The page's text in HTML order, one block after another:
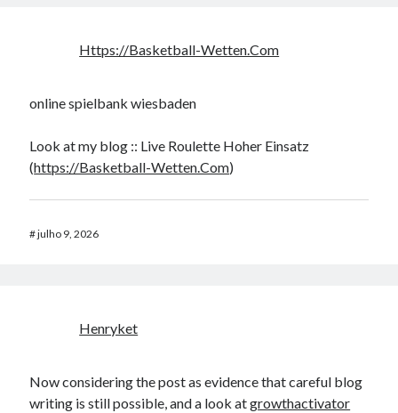
Https://Basketball-Wetten.Com
online spielbank wiesbaden
Look at my blog :: Live Roulette Hoher Einsatz
(https://Basketball-Wetten.Com)
#julho 9, 2026
Henryket
Now considering the post as evidence that careful blog
writing is still possible, and a look atgrowthactivator